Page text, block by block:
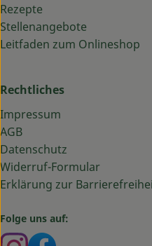
Rezepte
Stellenangebote
Leitfaden zum Onlineshop
Rechtliches
Impressum
AGB
Datenschutz
Widerruf-Formular
Erklärung zur
Folge uns auf:
Externer Link zu
Externer Link zu